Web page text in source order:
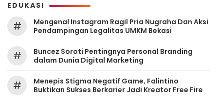
EDUKASI
#
Mengenal Instagram Ragil Pria Nugraha Dan Aksi
Pendampingan Legalitas UMKM Bekasi
#
‎Buncez Soroti Pentingnya Personal Branding
dalam Dunia Digital Marketing
#
Menepis Stigma Negatif Game, Falintino
Buktikan Sukses Berkarier Jadi Kreator Free Fire